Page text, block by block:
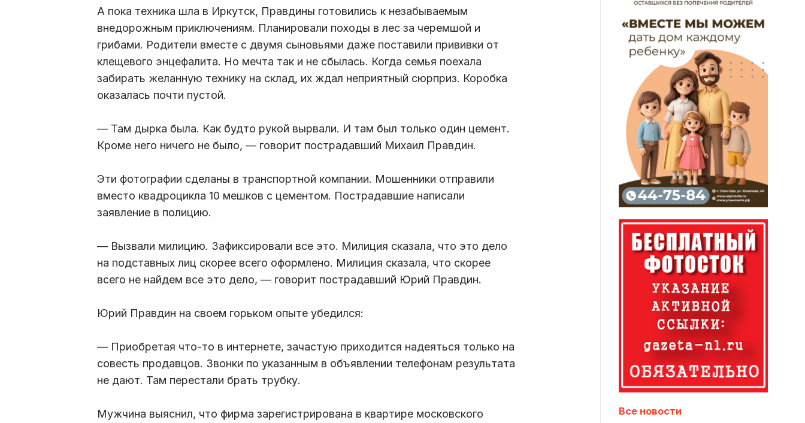
А пока техника шла в Иркутск, Правдины готовились к незабываемым
внедорожным приключениям. Планировали походы в лес за черемшой и
грибами. Родители вместе с двумя сыновьями даже поставили прививки от
клещевого энцефалита. Но мечта так и не сбылась. Когда семья поехала
забирать желанную технику на склад, их ждал неприятный сюрприз. Коробка
оказалась почти пустой.
— Там дырка была. Как будто рукой вырвали. И там был только один цемент.
Кроме него ничего не было, — говорит пострадавший Михаил Правдин.
Эти фотографии сделаны в транспортной компании. Мошенники отправили
вместо квадроцикла 10 мешков с цементом. Пострадавшие написали
заявление в полицию.
— Вызвали милицию. Зафиксировали все это. Милиция сказала, что это дело
на подставных лиц скорее всего оформлено. Милиция сказала, что скорее
всего не найдем все это дело, — говорит пострадавший Юрий Правдин.
Юрий Правдин на своем горьком опыте убедился:
— Приобретая что-то в интернете, зачастую приходится надеяться только на
совесть продавцов. Звонки по указанным в объявлении телефонам результата
не дают. Там перестали брать трубку.
Мужчина выяснил, что фирма зарегистрирована в квартире московского
Все новости